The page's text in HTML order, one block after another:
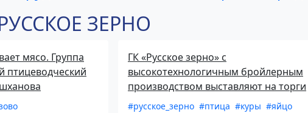
ЗЕРНО
мясо. Группа
птицеводческий
ГК «Русское зерно» с
высокотехнологичным бройлерным
производством выставляют на торги
#русское_зерно #птица #куры #яйцо